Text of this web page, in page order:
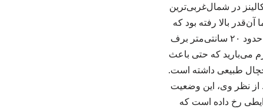
در شمال‌غربی‌ترین
بالا رفته بود که
تقریباً همه چیز در فضای باز در حال ذوب شدن بود. او توضیح داد که در این زمان از سال معمولاً حدود ۲۰ سانتی‌متر برف
می‌بارید که حتی باعث
طبیعی داشته است.
از نظر وی، این وضعیت
رخ داده است که